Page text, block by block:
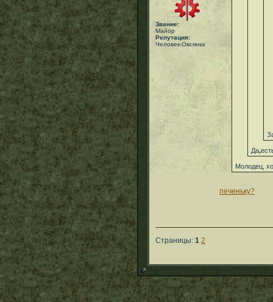
Звание:
Майор
Репутация:
Человек-Овсянка
Да,
Молодец,
печеньку?
Страницы: 1 2